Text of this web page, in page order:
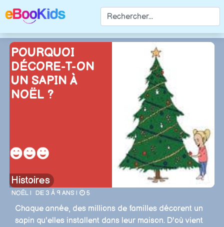
POURQUOI
DÉCORE-T-ON
UN SAPIN À
NOËL ?
Histoires
NOËL | DE 3 À 9 ANS | 5
Chaque année, des millions de familles décorent un
sapin qu'elles installent dans leur maison. D'où vient